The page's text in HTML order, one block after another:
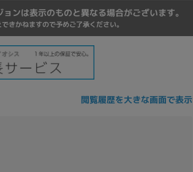
ンは表示のものと異なる場合がございます。
きかねますので予めご了承ください。
閲覧履歴を大きな画面で表示
~
ズ